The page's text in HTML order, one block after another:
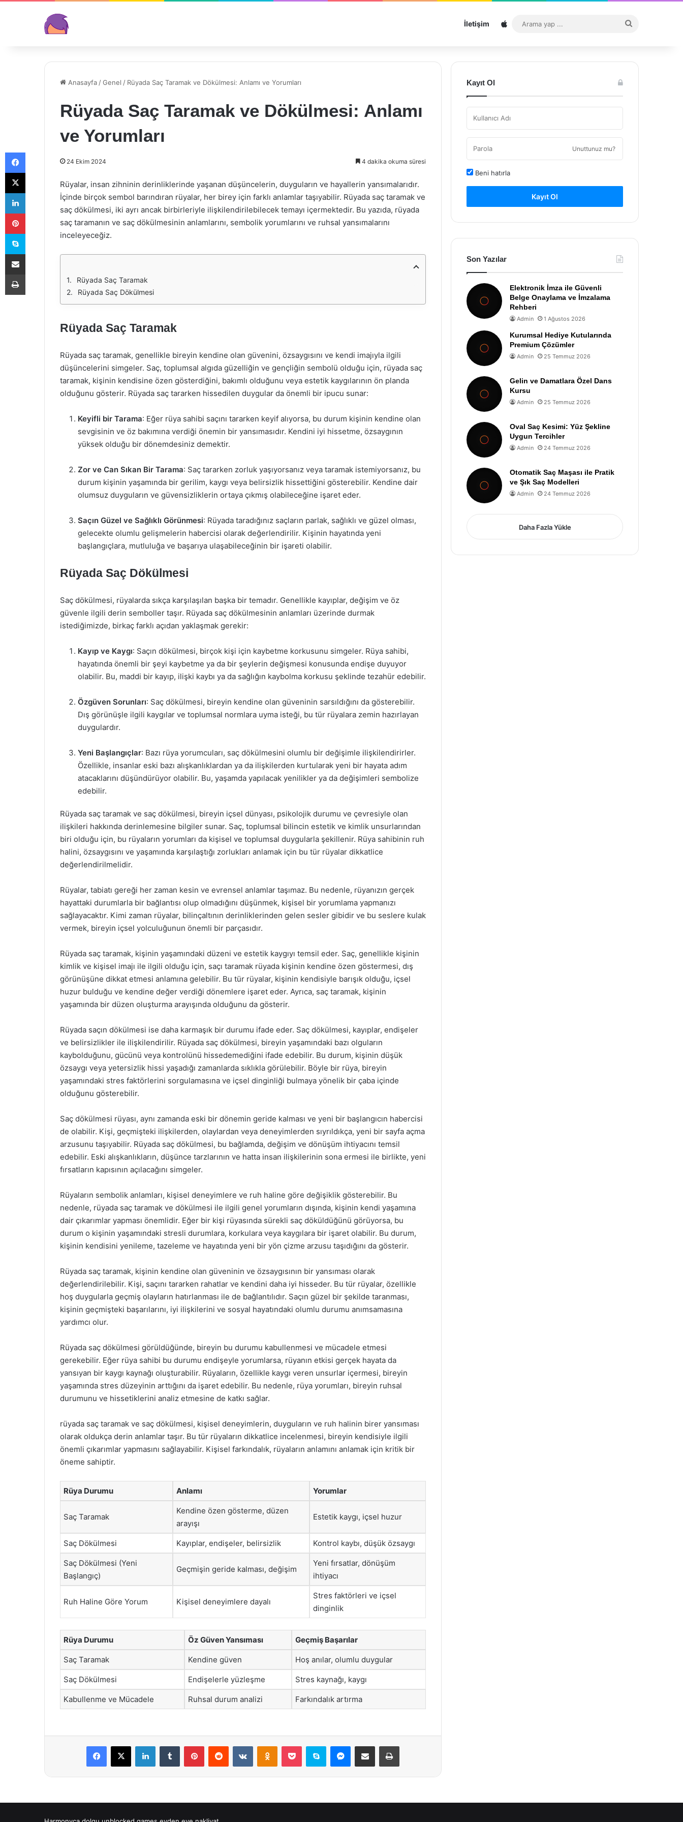
İletişim Sitemap
...
Anasayfa /Genel / Rüyada Saç Taramak ve Dökülmesi: Anlamı ve Yorumları
Rüyada Saç Taramak ve Dökülmesi: Anlamı
ve Yorumları
24 Ekim 2024 4 dakika okuma süresi
Rüyalar, insan zihninin derinliklerinde yaşanan düşüncelerin, duyguların ve hayallerin yansımalarıdır.
İçinde birçok sembol barındıran rüyalar, her birey için farklı anlamlar taşıyabilir. Rüyada saç taramak ve
saç dökülmesi, iki ayrı ancak birbirleriyle ilişkilendirilebilecek temayı içermektedir. Bu yazıda, rüyada
saç taramanın ve saç dökülmesinin anlamlarını, sembolik yorumlarını ve ruhsal yansımalarını
inceleyeceğiz.
Rüyada Saç Taramak
Rüyada Saç Dökülmesi
Rüyada Saç Taramak
Rüyada saç taramak, genellikle bireyin kendine olan güvenini, özsaygısını ve kendi imajıyla ilgili
düşüncelerini simgeler. Saç, toplumsal algıda güzelliğin ve gençliğin sembolü olduğu için, rüyada saç
taramak, kişinin kendisine özen gösterdiğini, bakımlı olduğunu veya estetik kaygılarının ön planda
olduğunu gösterir. Rüyada saç tararken hissedilen duygular da önemli bir ipucu sunar:
Keyifli bir Tarama: Eğer rüya sahibi saçını tararken keyif alıyorsa, bu durum kişinin kendine olan
sevgisinin ve öz bakımına verdiği önemin bir yansımasıdır. Kendini iyi hissetme, özsaygının
yüksek olduğu bir dönemdesiniz demektir.
Zor ve Can Sıkan Bir Tarama: Saç tararken zorluk yaşıyorsanız veya taramak istemiyorsanız, bu
durum kişinin yaşamında bir gerilim, kaygı veya belirsizlik hissettiğini gösterebilir. Kendine dair
olumsuz duyguların ve güvensizliklerin ortaya çıkmış olabileceğine işaret eder.
Saçın Güzel ve Sağlıklı Görünmesi: Rüyada taradığınız saçların parlak, sağlıklı ve güzel olması,
gelecekte olumlu gelişmelerin habercisi olarak değerlendirilir. Kişinin hayatında yeni
başlangıçlara, mutluluğa ve başarıya ulaşabileceğinin bir işareti olabilir.
Rüyada Saç Dökülmesi
Saç dökülmesi, rüyalarda sıkça karşılaşılan başka bir temadır. Genellikle kayıplar, değişim ve öz
güvenle ilgili derin semboller taşır. Rüyada saç dökülmesinin anlamları üzerinde durmak
istediğimizde, birkaç farklı açıdan yaklaşmak gerekir:
Kayıp ve Kaygı: Saçın dökülmesi, birçok kişi için kaybetme korkusunu simgeler. Rüya sahibi,
hayatında önemli bir şeyi kaybetme ya da bir şeylerin değişmesi konusunda endişe duyuyor
olabilir. Bu, maddi bir kayıp, ilişki kaybı ya da sağlığın kaybolma korkusu şeklinde tezahür edebilir.
Özgüven Sorunları: Saç dökülmesi, bireyin kendine olan güveninin sarsıldığını da gösterebilir.
Dış görünüşle ilgili kaygılar ve toplumsal normlara uyma isteği, bu tür rüyalara zemin hazırlayan
duygulardır.
Yeni Başlangıçlar: Bazı rüya yorumcuları, saç dökülmesini olumlu bir değişimle ilişkilendirirler.
Özellikle, insanlar eski bazı alışkanlıklardan ya da ilişkilerden kurtularak yeni bir hayata adım
atacaklarını düşündürüyor olabilir. Bu, yaşamda yapılacak yenilikler ya da değişimleri sembolize
edebilir.
Rüyada saç taramak ve saç dökülmesi, bireyin içsel dünyası, psikolojik durumu ve çevresiyle olan
ilişkileri hakkında derinlemesine bilgiler sunar. Saç, toplumsal bilincin estetik ve kimlik unsurlarından
biri olduğu için, bu rüyaların yorumları da kişisel ve toplumsal duygularla şekillenir. Rüya sahibinin ruh
halini, özsaygısını ve yaşamında karşılaştığı zorlukları anlamak için bu tür rüyalar dikkatlice
değerlendirilmelidir.
Rüyalar, tabiatı gereği her zaman kesin ve evrensel anlamlar taşımaz. Bu nedenle, rüyanızın gerçek
hayattaki durumlarla bir bağlantısı olup olmadığını düşünmek, kişisel bir yorumlama yapmanızı
sağlayacaktır. Kimi zaman rüyalar, bilinçaltının derinliklerinden gelen sesler gibidir ve bu seslere kulak
vermek, bireyin içsel yolculuğunun önemli bir parçasıdır.
Rüyada saç taramak, kişinin yaşamındaki düzeni ve estetik kaygıyı temsil eder. Saç, genellikle kişinin
kimlik ve kişisel imajı ile ilgili olduğu için, saçı taramak rüyada kişinin kendine özen göstermesi, dış
görünüşüne dikkat etmesi anlamına gelebilir. Bu tür rüyalar, kişinin kendisiyle barışık olduğu, içsel
huzur bulduğu ve kendine değer verdiği dönemlere işaret eder. Ayrıca, saç taramak, kişinin
yaşamında bir düzen oluşturma arayışında olduğunu da gösterir.
Rüyada saçın dökülmesi ise daha karmaşık bir durumu ifade eder. Saç dökülmesi, kayıplar, endişeler
ve belirsizlikler ile ilişkilendirilir. Rüyada saç dökülmesi, bireyin yaşamındaki bazı olguların
kaybolduğunu, gücünü veya kontrolünü hissedemediğini ifade edebilir. Bu durum, kişinin düşük
özsaygı veya yetersizlik hissi yaşadığı zamanlarda sıklıkla görülebilir. Böyle bir rüya, bireyin
yaşamındaki stres faktörlerini sorgulamasına ve içsel dinginliği bulmaya yönelik bir çaba içinde
olduğunu gösterebilir.
Saç dökülmesi rüyası, aynı zamanda eski bir dönemin geride kalması ve yeni bir başlangıcın habercisi
de olabilir. Kişi, geçmişteki ilişkilerden, olaylardan veya deneyimlerden sıyrıldıkça, yeni bir sayfa açma
arzusunu taşıyabilir. Rüyada saç dökülmesi, bu bağlamda, değişim ve dönüşüm ihtiyacını temsil
edebilir. Eski alışkanlıkların, düşünce tarzlarının ve hatta insan ilişkilerinin sona ermesi ile birlikte, yeni
fırsatların kapısının açılacağını simgeler.
Rüyaların sembolik anlamları, kişisel deneyimlere ve ruh haline göre değişiklik gösterebilir. Bu
nedenle, rüyada saç taramak ve dökülmesi ile ilgili genel yorumların dışında, kişinin kendi yaşamına
dair çıkarımlar yapması önemlidir. Eğer bir kişi rüyasında sürekli saç döküldüğünü görüyorsa, bu
durum o kişinin yaşamındaki stresli durumlara, korkulara veya kaygılara bir işaret olabilir. Bu durum,
kişinin kendisini yenileme, tazeleme ve hayatında yeni bir yön çizme arzusu taşıdığını da gösterir.
Rüyada saç taramak, kişinin kendine olan güveninin ve özsaygısının bir yansıması olarak
değerlendirilebilir. Kişi, saçını tararken rahatlar ve kendini daha iyi hisseder. Bu tür rüyalar, özellikle
hoş duygularla geçmiş olayların hatırlanması ile de bağlantılıdır. Saçın güzel bir şekilde taranması,
kişinin geçmişteki başarılarını, iyi ilişkilerini ve sosyal hayatındaki olumlu durumu anımsamasına
yardımcı olur.
Rüyada saç dökülmesi görüldüğünde, bireyin bu durumu kabullenmesi ve mücadele etmesi
gerekebilir. Eğer rüya sahibi bu durumu endişeyle yorumlarsa, rüyanın etkisi gerçek hayata da
yansıyan bir kaygı kaynağı oluşturabilir. Rüyaların, özellikle kaygı veren unsurlar içermesi, bireyin
yaşamında stres düzeyinin arttığını da işaret edebilir. Bu nedenle, rüya yorumları, bireyin ruhsal
durumunu ve hissetiklerini analiz etmesine de katkı sağlar.
rüyada saç taramak ve saç dökülmesi, kişisel deneyimlerin, duyguların ve ruh halinin birer yansıması
olarak oldukça derin anlamlar taşır. Bu tür rüyaların dikkatlice incelenmesi, bireyin kendisiyle ilgili
önemli çıkarımlar yapmasını sağlayabilir. Kişisel farkındalık, rüyaların anlamını anlamak için kritik bir
öneme sahiptir.
Rüya Durumu Anlamı Yorumlar
Saç Taramak
Kendine özen gösterme, düzen
arayışı
Estetik kaygı, içsel huzur
Saç Dökülmesi Kayıplar, endişeler, belirsizlik Kontrol kaybı, düşük özsaygı
Saç Dökülmesi (Yeni
Başlangıç)
Geçmişin geride kalması, değişim
Yeni fırsatlar, dönüşüm
ihtiyacı
Ruh Haline Göre Yorum Kişisel deneyimlere dayalı
Stres faktörleri ve içsel
dinginlik
Rüya Durumu Öz Güven Yansıması Geçmiş Başarılar
Saç Taramak Kendine güven Hoş anılar, olumlu duygular
Saç Dökülmesi Endişelerle yüzleşme Stres kaynağı, kaygı
Kabullenme ve Mücadele Ruhsal durum analizi Farkındalık artırma
Facebook
X LinkedInTumblr PinterestReddit VKontakteOdnoklassniki
Pocket Skype Messenger
E-Posta ile paylaş Yazdır
Kayıt Ol
Unuttunuz mu?
Beni hatırla
Kayıt Ol
Son Yazılar
Elektronik İmza ile Güvenli
Belge Onaylama ve İmzalama
Rehberi
Admin 1 Ağustos 2026
Kurumsal Hediye Kutularında
Premium Çözümler
Admin 25 Temmuz 2026
Gelin ve Damatlara Özel Dans
Kursu
Admin 25 Temmuz 2026
Oval Saç Kesimi: Yüz Şekline
Uygun Tercihler
Admin 24 Temmuz 2026
Otomatik Saç Maşası ile Pratik
ve Şık Saç Modelleri
Admin 24 Temmuz 2026
Daha Fazla Yükle
Facebook
X
LinkedIn
Pinterest
Skype
E-Posta ile paylaş